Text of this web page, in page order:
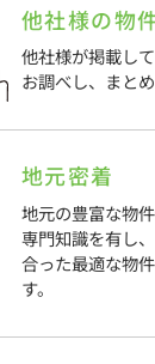
他社様の物
他社様が掲載し
お調べし、まと
地元密着
地元の豊富な物
専門知識を有し
合った最適な物
す。